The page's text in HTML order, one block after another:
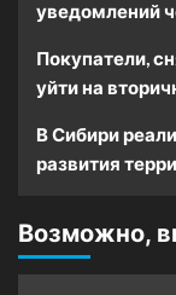
уведомлений
Покупатели,
уйти на
В Сибири
развития
Возможно,